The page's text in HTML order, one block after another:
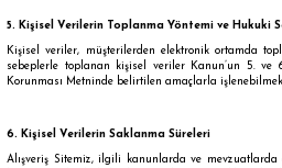
5. Kişisel Verilerin Toplanma Yöntemi ve Hukuki
Kişisel veriler, müşterilerden elektronik ortamda
sebeplerle toplanan kişisel veriler Kanun’un 5.
Korunması Metninde belirtilen amaçlarla
6. Kişisel Verilerin Saklanma Süreleri
Alışveriş Sitemiz, ilgili kanunlarda ve